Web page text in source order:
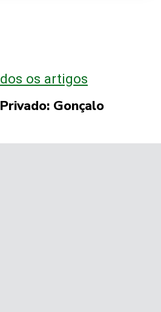
os artigos
Gonçalo